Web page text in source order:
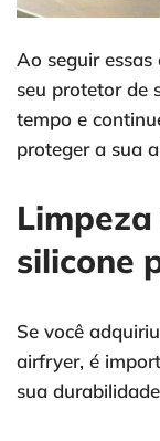
Ao seguir essas
seu protetor de
tempo e
proteger a sua
silicone
Se você
airfryer, é
sua